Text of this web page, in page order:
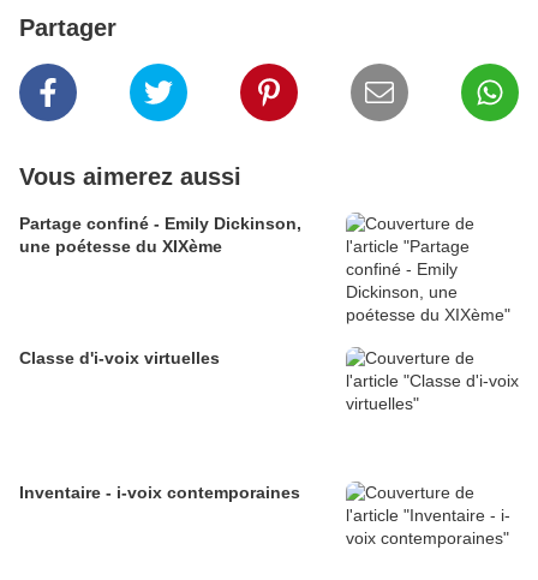
Partager
Vous aimerez aussi
Partage confiné - Emily Dickinson,
une poétesse du XIXème
Classe d'i-voix virtuelles
Inventaire - i-voix contemporaines